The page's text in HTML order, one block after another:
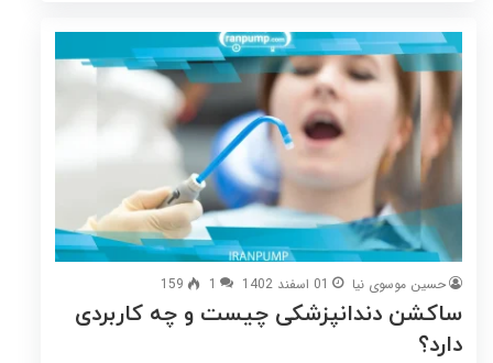
حسین موسوی نیا 01 اسفند 1402 1
159
ساکشن دندانپزشکی چیست و چه کاربردی
دارد؟